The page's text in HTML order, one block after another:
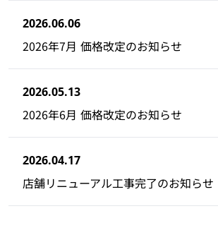
2026.06.06
2026年7月 価格改定のお知らせ
2026.05.13
2026年6月 価格改定のお知らせ
2026.04.17
店舗リニューアル工事完了のお知らせ